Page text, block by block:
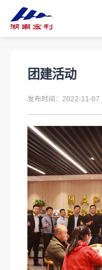
团建活动
发布时间：2022-11-07